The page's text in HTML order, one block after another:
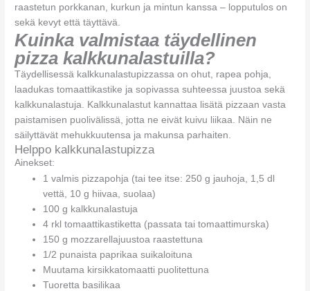
raastetun porkkanan, kurkun ja mintun kanssa – lopputulos on
sekä kevyt että täyttävä.
Kuinka valmistaa täydellinen
pizza kalkkunalastuilla?
Täydellisessä kalkkunalastupizzassa on ohut, rapea pohja,
laadukas tomaattikastike ja sopivassa suhteessa juustoa sekä
kalkkunalastuja. Kalkkunalastut kannattaa lisätä pizzaan vasta
paistamisen puolivälissä, jotta ne eivät kuivu liikaa. Näin ne
säilyttävät mehukkuutensa ja makunsa parhaiten.
Helppo kalkkunalastupizza
Ainekset:
1 valmis pizzapohja (tai tee itse: 250 g jauhoja, 1,5 dl
vettä, 10 g hiivaa, suolaa)
100 g kalkkunalastuja
4 rkl tomaattikastiketta (passata tai tomaattimurska)
150 g mozzarellajuustoa raastettuna
1/2 punaista paprikaa suikaloituna
Muutama kirsikkatomaatti puolitettuna
Tuoretta basilikaa